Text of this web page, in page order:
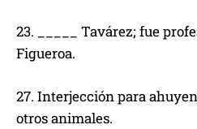
23. _____ Tavárez; fue
Figueroa.
27. Interjección para
otros animales.